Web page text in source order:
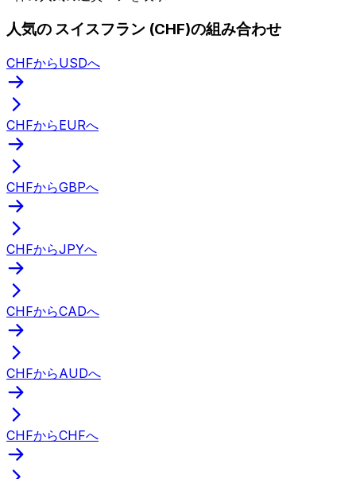
人気の スイスフラン (CHF)の組み合わせ
CHFからUSDへ
CHFからEURへ
CHFからGBPへ
CHFからJPYへ
CHFからCADへ
CHFからAUDへ
CHFからCHFへ